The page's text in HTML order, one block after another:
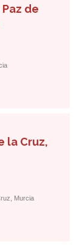
de
la Cruz,
Murcia